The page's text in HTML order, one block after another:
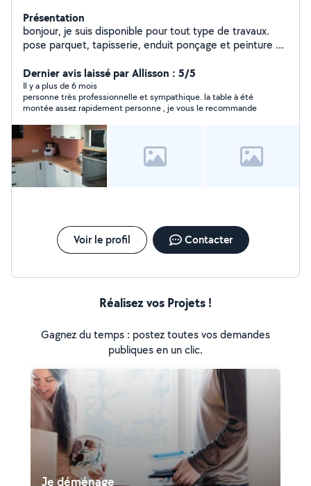
Présentation
bonjour, je suis disponible pour tout type de travaux.
pose parquet, tapisserie, enduit ponçage et peinture de
Dernier avis laissé par Allisson : 5/5
Il y a plus de 6 mois
personne très professionnelle et sympathique. la table à été
montée assez rapidement personne , je vous le recommande
Voir le profil Contacter
Réalisez vos Projets !
Gagnez du temps : postez toutes vos demandes
publiques en un clic.
Je déménage